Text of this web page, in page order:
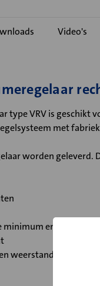
Video's
type VRV is
met
worden
en maximum
weerstand